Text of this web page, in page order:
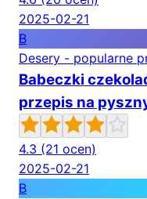
2025-02-21
B
Desery - popularne
Babeczki
przepis na
4.3 (21 ocen)
2025-02-21
B